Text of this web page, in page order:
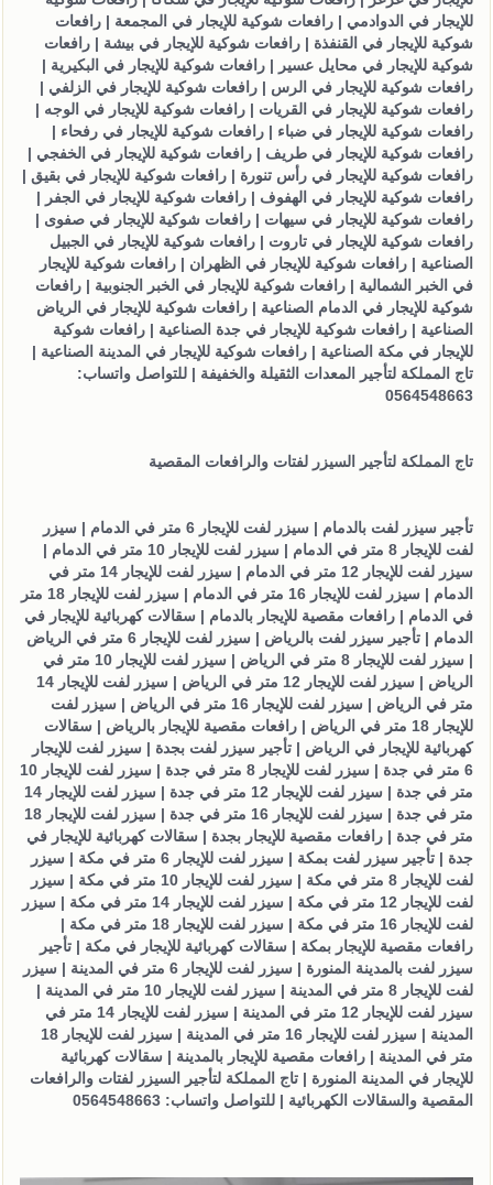
للإيجار في الدوادمي | رافعات شوكية للإيجار في المجمعة | رافعات
شوكية للإيجار في القنفذة | رافعات شوكية للإيجار في بيشة | رافعات
شوكية للإيجار في محايل عسير | رافعات شوكية للإيجار في البكيرية |
رافعات شوكية للإيجار في الرس | رافعات شوكية للإيجار في الزلفي |
رافعات شوكية للإيجار في القريات | رافعات شوكية للإيجار في الوجه |
رافعات شوكية للإيجار في ضباء | رافعات شوكية للإيجار في رفحاء |
رافعات شوكية للإيجار في طريف | رافعات شوكية للإيجار في الخفجي |
رافعات شوكية للإيجار في رأس تنورة | رافعات شوكية للإيجار في بقيق |
رافعات شوكية للإيجار في الهفوف | رافعات شوكية للإيجار في الجفر |
رافعات شوكية للإيجار في سيهات | رافعات شوكية للإيجار في صفوى |
رافعات شوكية للإيجار في تاروت | رافعات شوكية للإيجار في الجبيل
الصناعية | رافعات شوكية للإيجار في الظهران | رافعات شوكية للإيجار
في الخبر الشمالية | رافعات شوكية للإيجار في الخبر الجنوبية | رافعات
شوكية للإيجار في الدمام الصناعية | رافعات شوكية للإيجار في الرياض
الصناعية | رافعات شوكية للإيجار في جدة الصناعية | رافعات شوكية
للإيجار في مكة الصناعية | رافعات شوكية للإيجار في المدينة الصناعية |
تاج المملكة لتأجير المعدات الثقيلة والخفيفة | للتواصل واتساب:
0564548663
تاج المملكة لتأجير السيزر لفتات والرافعات المقصية
تأجير سيزر لفت بالدمام | سيزر لفت للإيجار 6 متر في الدمام | سيزر
لفت للإيجار 8 متر في الدمام | سيزر لفت للإيجار 10 متر في الدمام |
سيزر لفت للإيجار 12 متر في الدمام | سيزر لفت للإيجار 14 متر في
الدمام | سيزر لفت للإيجار 16 متر في الدمام | سيزر لفت للإيجار 18 متر
في الدمام | رافعات مقصية للإيجار بالدمام | سقالات كهربائية للإيجار في
الدمام | تأجير سيزر لفت بالرياض | سيزر لفت للإيجار 6 متر في الرياض
| سيزر لفت للإيجار 8 متر في الرياض | سيزر لفت للإيجار 10 متر في
الرياض | سيزر لفت للإيجار 12 متر في الرياض | سيزر لفت للإيجار 14
متر في الرياض | سيزر لفت للإيجار 16 متر في الرياض | سيزر لفت
للإيجار 18 متر في الرياض | رافعات مقصية للإيجار بالرياض | سقالات
كهربائية للإيجار في الرياض | تأجير سيزر لفت بجدة | سيزر لفت للإيجار
6 متر في جدة | سيزر لفت للإيجار 8 متر في جدة | سيزر لفت للإيجار 10
متر في جدة | سيزر لفت للإيجار 12 متر في جدة | سيزر لفت للإيجار 14
متر في جدة | سيزر لفت للإيجار 16 متر في جدة | سيزر لفت للإيجار 18
متر في جدة | رافعات مقصية للإيجار بجدة | سقالات كهربائية للإيجار في
جدة | تأجير سيزر لفت بمكة | سيزر لفت للإيجار 6 متر في مكة | سيزر
لفت للإيجار 8 متر في مكة | سيزر لفت للإيجار 10 متر في مكة | سيزر
لفت للإيجار 12 متر في مكة | سيزر لفت للإيجار 14 متر في مكة | سيزر
لفت للإيجار 16 متر في مكة | سيزر لفت للإيجار 18 متر في مكة |
رافعات مقصية للإيجار بمكة | سقالات كهربائية للإيجار في مكة | تأجير
سيزر لفت بالمدينة المنورة | سيزر لفت للإيجار 6 متر في المدينة | سيزر
لفت للإيجار 8 متر في المدينة | سيزر لفت للإيجار 10 متر في المدينة |
سيزر لفت للإيجار 12 متر في المدينة | سيزر لفت للإيجار 14 متر في
المدينة | سيزر لفت للإيجار 16 متر في المدينة | سيزر لفت للإيجار 18
متر في المدينة | رافعات مقصية للإيجار بالمدينة | سقالات كهربائية
للإيجار في المدينة المنورة | تاج المملكة لتأجير السيزر لفتات والرافعات
المقصية والسقالات الكهربائية | للتواصل واتساب: 0564548663